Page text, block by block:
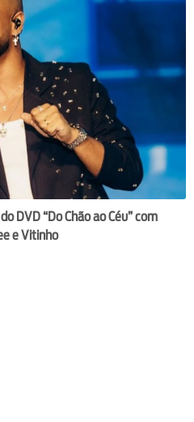
DVD “Do Chão ao Céu” com
e Vitinho